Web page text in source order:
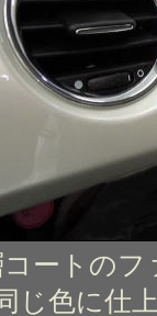
ートの
じ色に仕